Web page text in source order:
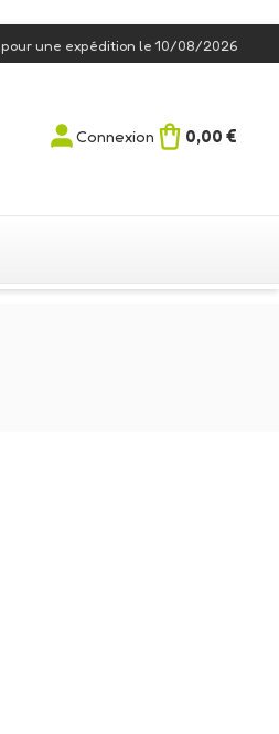
pour une expédition le 10/08/2026
Connexion 0,00 €